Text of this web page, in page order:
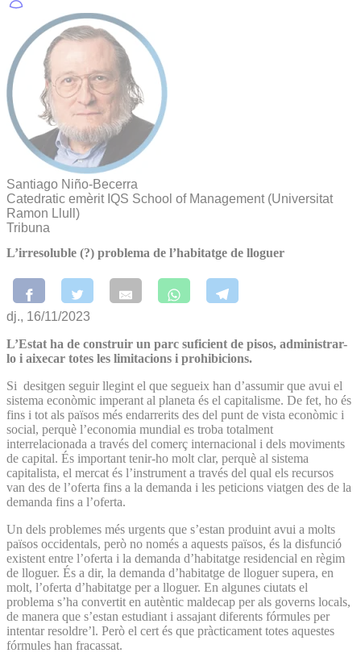
Santiago Niño-Becerra
Catedratic emèrit IQS School of Management (Universitat
Ramon Llull)
Tribuna
L’irresoluble (?) problema de l’habitatge de lloguer
dj., 16/11/2023
L’Estat ha de construir un parc suficient de pisos, administrar-
lo i aixecar totes les limitacions i prohibicions.
Si desitgen seguir llegint el que segueix han d’assumir que avui el
sistema econòmic imperant al planeta és el capitalisme. De fet, ho és
fins i tot als països més endarrerits des del punt de vista econòmic i
social, perquè l’economia mundial es troba totalment
interrelacionada a través del comerç internacional i dels moviments
de capital. És important tenir-ho molt clar, perquè al sistema
capitalista, el mercat és l’instrument a través del qual els recursos
van des de l’oferta fins a la demanda i les peticions viatgen des de la
demanda fins a l’oferta.
Un dels problemes més urgents que s’estan produint avui a molts
països occidentals, però no només a aquests països, és la disfunció
existent entre l’oferta i la demanda d’habitatge residencial en règim
de lloguer. És a dir, la demanda d’habitatge de lloguer supera, en
molt, l’oferta d’habitatge per a lloguer. En algunes ciutats el
problema s’ha convertit en autèntic maldecap per als governs locals,
de manera que s’estan estudiant i assajant diferents fórmules per
intentar resoldre’l. Però el cert és que pràcticament totes aquestes
fórmules han fracassat.